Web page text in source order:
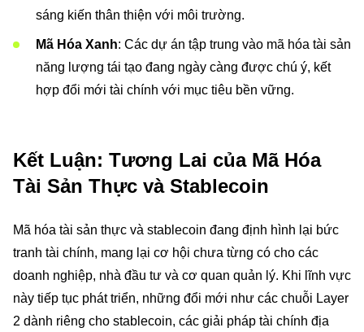
sáng kiến thân thiện với môi trường.
Mã Hóa Xanh: Các dự án tập trung vào mã hóa tài sản
năng lượng tái tạo đang ngày càng được chú ý, kết
hợp đổi mới tài chính với mục tiêu bền vững.
Kết Luận: Tương Lai của Mã Hóa
Tài Sản Thực và Stablecoin
Mã hóa tài sản thực và stablecoin đang định hình lại bức
tranh tài chính, mang lại cơ hội chưa từng có cho các
doanh nghiệp, nhà đầu tư và cơ quan quản lý. Khi lĩnh vực
này tiếp tục phát triển, những đổi mới như các chuỗi Layer
2 dành riêng cho stablecoin, các giải pháp tài chính địa